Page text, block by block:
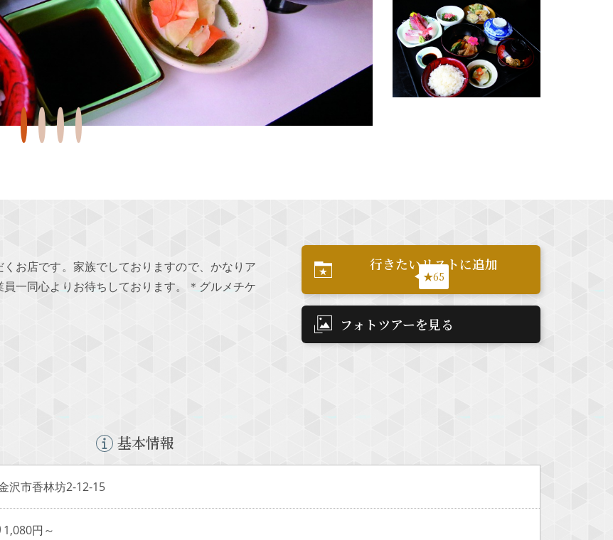
お店です。家族でしておりますので、かなりア
一同心よりお待ちしております。＊グルメチケ
行きたいリストに追加
★65
フォトツアーを見る
基本情報
沢市香林坊2-12-15
円～